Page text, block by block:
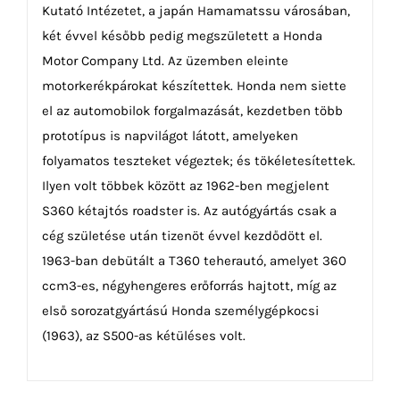
Kutató Intézetet, a japán Hamamatssu városában,
két évvel később pedig megszületett a Honda
Motor Company Ltd. Az üzemben eleinte
motorkerékpárokat készítettek. Honda nem siette
el az automobilok forgalmazását, kezdetben több
prototípus is napvilágot látott, amelyeken
folyamatos teszteket végeztek; és tökéletesítettek.
Ilyen volt többek között az 1962-ben megjelent
S360 kétajtós roadster is. Az autógyártás csak a
cég születése után tizenöt évvel kezdődött el.
1963-ban debütált a T360 teherautó, amelyet 360
ccm3-es, négyhengeres erőforrás hajtott, míg az
első sorozatgyártású Honda személygépkocsi
(1963), az S500-as kétüléses volt.